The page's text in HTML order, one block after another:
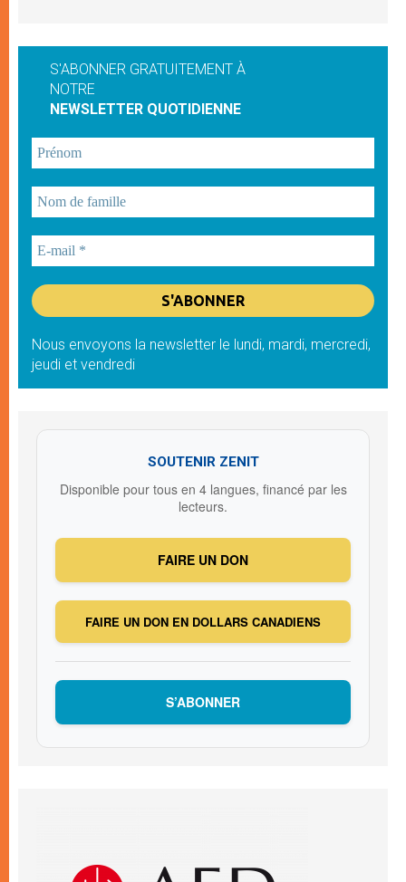
S'ABONNER GRATUITEMENT À
NOTRE
NEWSLETTER QUOTIDIENNE
Nous envoyons la newsletter le lundi, mardi, mercredi,
jeudi et vendredi
SOUTENIR ZENIT
Disponible pour tous en 4 langues, financé par les
lecteurs.
FAIRE UN DON
FAIRE UN DON EN DOLLARS CANADIENS
S’ABONNER